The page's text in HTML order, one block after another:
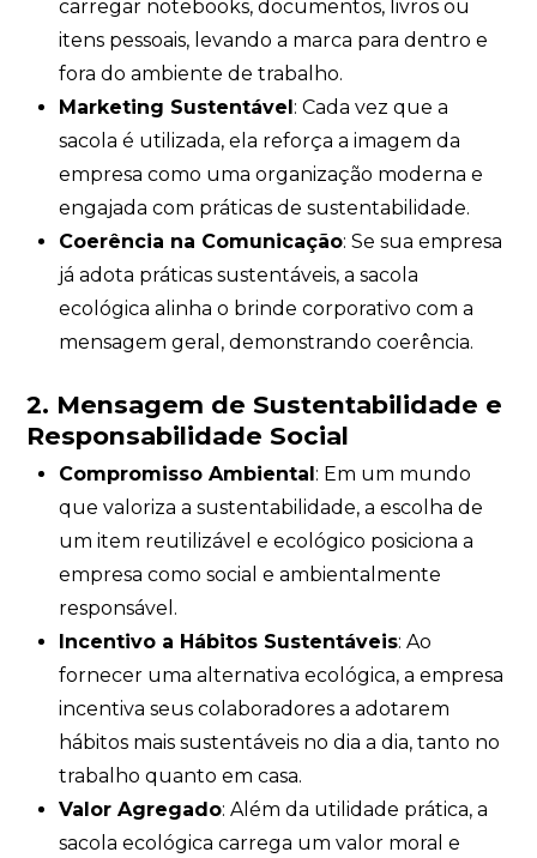
carregar notebooks, documentos, livros ou
itens pessoais, levando a marca para dentro e
fora do ambiente de trabalho.
Marketing Sustentável: Cada vez que a
sacola é utilizada, ela reforça a imagem da
empresa como uma organização moderna e
engajada com práticas de sustentabilidade.
Coerência na Comunicação: Se sua empresa
já adota práticas sustentáveis, a sacola
ecológica alinha o brinde corporativo com a
mensagem geral, demonstrando coerência.
2. Mensagem de Sustentabilidade e
Responsabilidade Social
Compromisso Ambiental: Em um mundo
que valoriza a sustentabilidade, a escolha de
um item reutilizável e ecológico posiciona a
empresa como social e ambientalmente
responsável.
Incentivo a Hábitos Sustentáveis: Ao
fornecer uma alternativa ecológica, a empresa
incentiva seus colaboradores a adotarem
hábitos mais sustentáveis no dia a dia, tanto no
trabalho quanto em casa.
Valor Agregado: Além da utilidade prática, a
sacola ecológica carrega um valor moral e